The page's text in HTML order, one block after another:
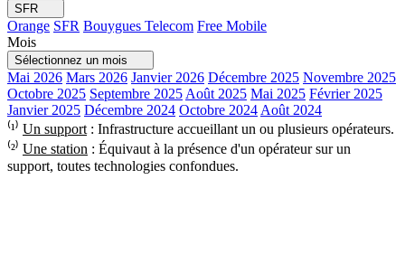
SFR
Orange SFR Bouygues Telecom Free Mobile
Mois
Sélectionnez un mois
Mai 2026 Mars 2026 Janvier 2026 Décembre 2025 Novembre 2025
Octobre 2025 Septembre 2025 Août 2025 Mai 2025 Février 2025
Janvier 2025 Décembre 2024 Octobre 2024 Août 2024
⁽¹⁾ Un support : Infrastructure accueillant un ou plusieurs opérateurs.
⁽²⁾ Une station : Équivaut à la présence d'un opérateur sur un
support, toutes technologies confondues.